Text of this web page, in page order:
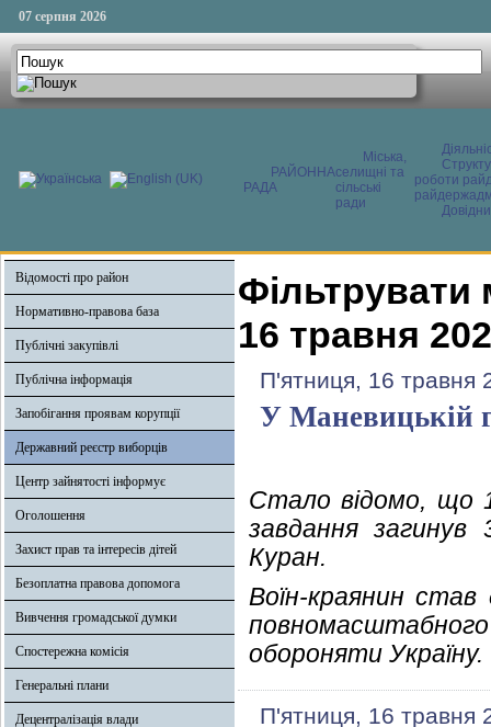
07 серпня 2026
РАЙОННА
РАДА
Міська,
селищні та
сільські
ради
роботи
Відомості про район
Нормативно-правова база
Публічні закупівлі
Публічна інформація
Запобігання проявам корупції
Державний реєстр виборців
Центр зайнятості інформує
Оголошення
Захист прав та інтересів дітей
Безоплатна правова допомога
Вивчення громадської думки
Спостережна комісія
Генеральні плани
Децентралізація влади
Фільтрувати
16 травня
П'ятниця, 16 травня
У Маневицькій
Стало відомо, що
завдання загинув
Куран.
Воїн-краянин
обороняти Україну.
П'ятниця, 16 травня